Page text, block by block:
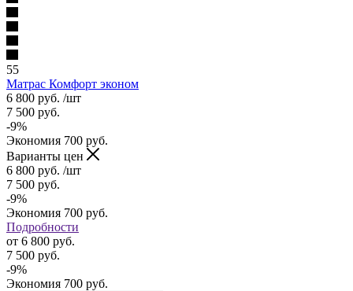
55
Матрас Комфорт эконом
6 800 руб. /шт
7 500 руб.
-9%
Экономия 700 руб.
Варианты цен
6 800 руб. /шт
7 500 руб.
-9%
Экономия 700 руб.
Подробности
от 6 800 руб.
7 500 руб.
-9%
Экономия 700 руб.